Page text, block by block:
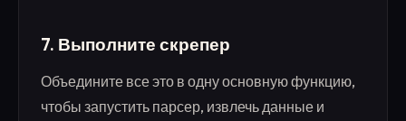
7. Выполните скрепер
Объедините все это в одну основную функцию,
чтобы запустить парсер, извлечь данные и